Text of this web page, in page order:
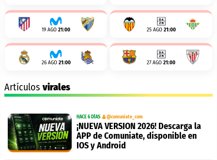
19 AGO 21:00 25 AGO 21:00
26 AGO 21:00 27 AGO 21:00
Artículosvirales
HACE 6 DÍAS @comuniate_com
¡NUEVA VERSION 2026! Descarga la
APP de Comuniate, disponible en
IOS y Android